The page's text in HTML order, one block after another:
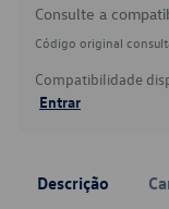
Consulte a
Código original
Compatibilidade
Entrar
Descrição